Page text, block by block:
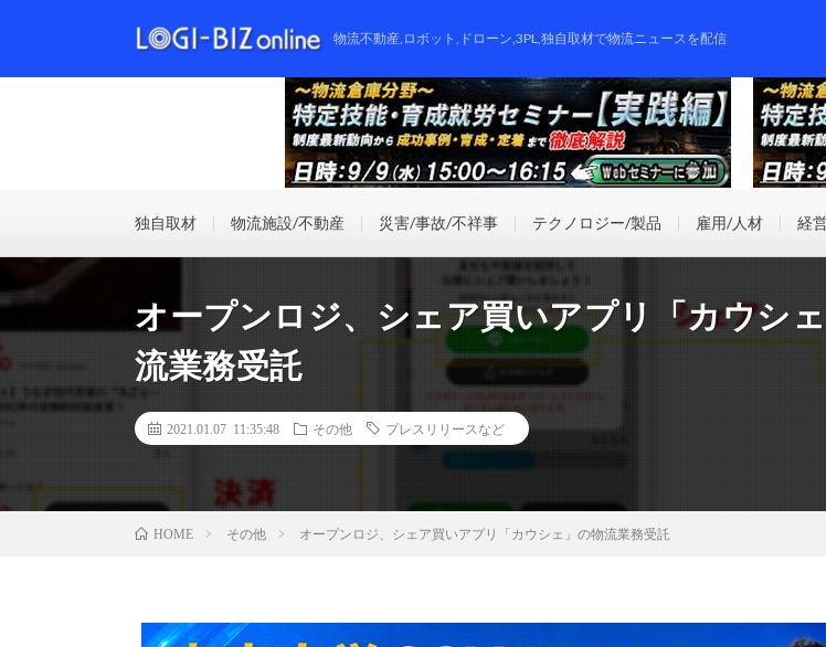
物流不動産,ロボット,ドローン,3PL,独自取材で物流ニュースを配信
独自取材 物流施設/不動産 災害/事故/不祥事 テクノロジー/製品 雇用/人材 経
オープンロジ、シェア買いアプリ「カウシ
流業務受託
2021.01.07 11:35:48 その他 プレスリリースなど
HOME その他 オープンロジ、シェア買いアプリ「カウシェ」の物流業務受託